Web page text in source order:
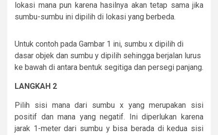
lokasi mana pun karena hasilnya akan tetap sama jika
sumbu-sumbu ini dipilih di lokasi yang berbeda.
Untuk contoh pada Gambar 1 ini, sumbu x dipilih di
dasar objek dan sumbu y dipilih sehingga berjalan lurus
ke bawah di antara bentuk segitiga dan persegi panjang.
LANGKAH 2
Pilih sisi mana dari sumbu x yang merupakan sisi
positif dan mana yang negatif. Ini diperlukan karena
jarak 1-meter dari sumbu y bisa berada di kedua sisi